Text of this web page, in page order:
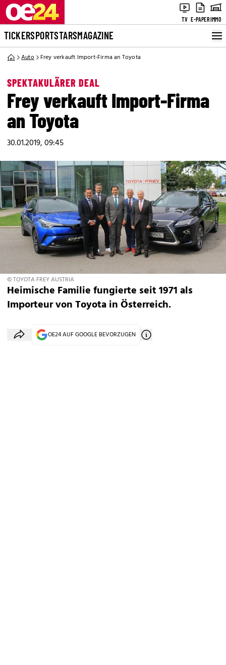
TV E-PAPERIMMO
TICKERSPORTSTARSMAGAZINE
Auto Frey verkauft Import-Firma an Toyota
SPEKTAKULÄRER DEAL
Frey verkauft Import-Firma
an Toyota
30.01.2019, 09:45
© TOYOTA FREY AUSTRIA
Heimische Familie fungierte seit 1971 als
Importeur von Toyota in Österreich.
OE24 AUF GOOGLE BEVORZUGEN